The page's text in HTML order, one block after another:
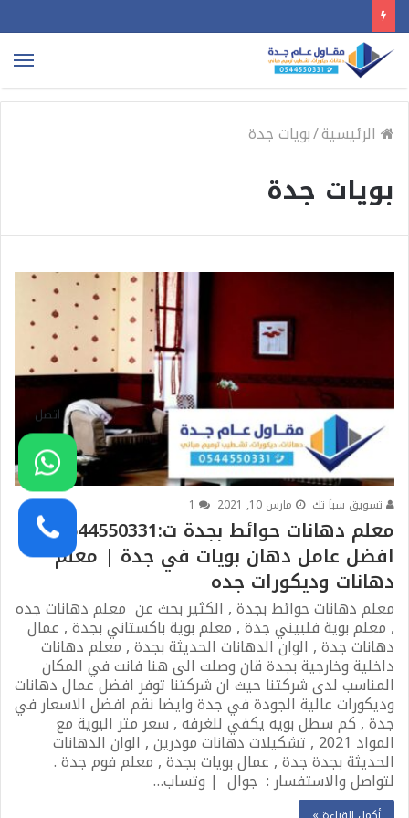
الرئيسية/بويات جدة
بويات جدة
دهانات
تسويق سبأ تك مارس 10, 2021
معلم دهانات حوائط بجدة ت:0544550331
افضل عامل دهان بويات في جدة | معلم
دهانات وديكورات جده
معلم دهانات حوائط بجدة , الكثير بحث عن معلم دهانات جده
, معلم بوية فلبيني جدة , معلم بوية باكستاني بجدة , عمال
دهانات جدة , الوان الدهانات الحديثة بجدة , معلم دهانات
داخلية وخارجية بجدة قان وصلت الى هنا فانت في المكان
المناسب لدى شركتنا حيث ان شركتنا توفر افضل عمال دهانات
وديكورات عالية الجودة في جدة وايضا نقم افضل الاسعار في
جدة , كم سطل بويه يكفي للغرفه , سعر متر البوية مع
المواد 2021 , تشكيلات دهانات مودرين , الوان الدهانات
الحديثة بجدة جدة , عمال بويات بجدة , معلم فوم جدة .
لتواصل والاستفسار : جوال | وتساب…
اتصل